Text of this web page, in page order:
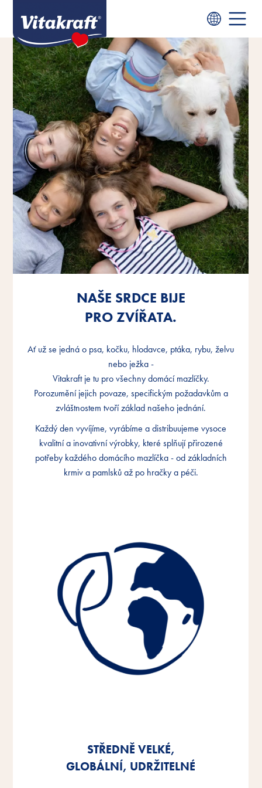
NAŠE SRDCE BIJE
PRO ZVÍŘATA.
Ať už se jedná o psa, kočku, hlodavce, ptáka, rybu, želvu
nebo ježka -
Vitakraft je tu pro všechny domácí mazlíčky.
Porozumění jejich povaze, specifickým požadavkům a
zvláštnostem tvoří základ našeho jednání.
Každý den vyvíjíme, vyrábíme a distribuujeme vysoce
kvalitní a inovativní výrobky, které splňují přirozené
potřeby každého domácího mazlíčka - od základních
krmiv a pamlsků až po hračky a péči.
NAŠE SRDCE BIJE
PRO ZVÍŘATA.
Ať už se jedná o psa, kočku, hlodavce, ptáka, rybu, želvu
nebo ježka -
Vitakraft je tu pro všechny domácí mazlíčky.
Porozumění jejich povaze, specifickým požadavkům a
zvláštnostem tvoří základ našeho jednání.
Každý den vyvíjíme, vyrábíme a distribuujeme vysoce
kvalitní a inovativní výrobky, které splňují přirozené
potřeby každého domácího mazlíčka - od základních
krmiv a pamlsků až po hračky a péči.
NAŠE SRDCE BIJE
PRO ZVÍŘATA.
Ať už se jedná o psa, kočku, hlodavce, ptáka, rybu, želvu
nebo ježka -
Vitakraft je tu pro všechny domácí mazlíčky.
Porozumění jejich povaze, specifickým požadavkům a
zvláštnostem tvoří základ našeho jednání.
Každý den vyvíjíme, vyrábíme a distribuujeme vysoce
kvalitní a inovativní výrobky, které splňují přirozené
potřeby každého domácího mazlíčka - od základních
krmiv a pamlsků až po hračky a péči.
STŘEDNĚ VELKÉ,
GLOBÁLNÍ, UDRŽITELNÉ
STŘEDNĚ VELKÉ,
GLOBÁLNÍ, UDRŽITELNÉ
STŘEDNĚ VELKÉ,
GLOBÁLNÍ, UDRŽITELNÉ